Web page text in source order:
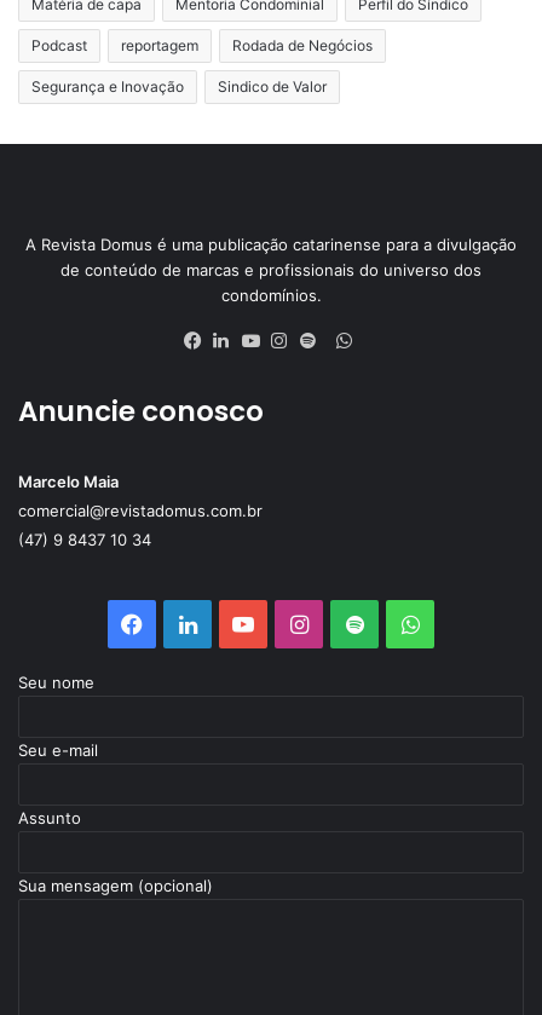
Matéria de capa Mentoria Condominial Perfil do Síndico
Podcast reportagem Rodada de Negócios
Segurança e Inovação Sindico de Valor
A Revista Domus é uma publicação catarinense para a divulgação
de conteúdo de marcas e profissionais do universo dos
condomínios.
WhatsApp
Anuncie conosco
Marcelo Maia
comercial@revistadomus.com.br
(47) 9 8437 10 34
Facebook
LinkedinYouTubeInstagram
SpotifyWhatsApp
Seu nome
Seu e-mail
Assunto
Sua mensagem (opcional)